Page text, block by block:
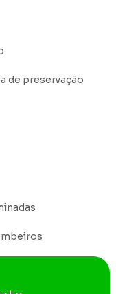
de preservação